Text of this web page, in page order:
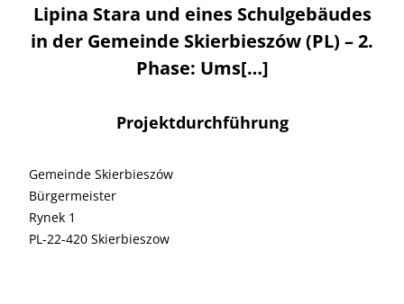
Lipina Stara und eines Schulgebäudes
in der Gemeinde Skierbieszów (PL) – 2.
Phase: Ums[…]
Projektdurchführung
Gemeinde Skierbieszów
Bürgermeister
Rynek 1
PL-22-420 Skierbieszow